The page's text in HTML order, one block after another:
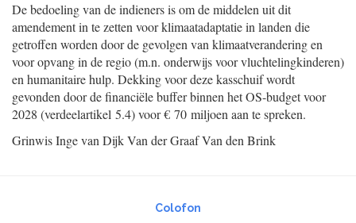
De bedoeling van de indieners is om de middelen uit dit
amendement in te zetten voor klimaatadaptatie in landen die
getroffen worden door de gevolgen van klimaatverandering en
voor opvang in de regio (m.n. onderwijs voor vluchtelingkinderen)
en humanitaire hulp. Dekking voordeze kasschuif wordt
gevonden door de financiële buffer binnen het OS-budget voor
2028 (verdeelartikel 5.4) voor € 70 miljoen aan te spreken.
GrinwisInge van DijkVan der GraafVan den Brink
Colofon